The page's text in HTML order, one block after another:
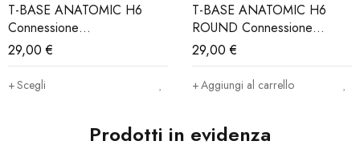
T-BASE ANATOMIC H6
Connessione
MegagenAnyridge® (Iva e
Trasporto Incluso)
29,00€
Scegli
T-BASE ANATOMIC H6
ROUND Connessione
MegagenAnyridge® (Iva e
Trasporto Incluso)
29,00€
Aggiungi al carrello
Prodotti in evidenza